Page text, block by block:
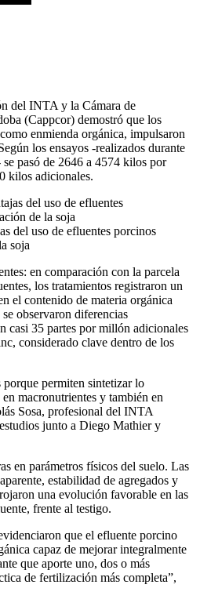
del INTA y la Cámara de
(Cappcor) demostró que los
enmienda orgánica, impulsaron
los ensayos -realizados durante
pasó de 2646 a 4574 kilos por
kilos adicionales.
del uso de efluentes porcinos
soja
en comparación con la parcela
los tratamientos registraron un
el contenido de materia orgánica
observaron diferencias
35 partes por millón adicionales
considerado clave dentro de los
porque permiten sintetizar lo
macronutrientes y también en
Sosa, profesional del INTA
junto a Diego Mathier y
en parámetros físicos del suelo. Las
estabilidad de agregados y
una evolución favorable en las
frente al testigo.
que el efluente porcino
capaz de mejorar integralmente
que aporte uno, dos o más
de fertilización más completa”,